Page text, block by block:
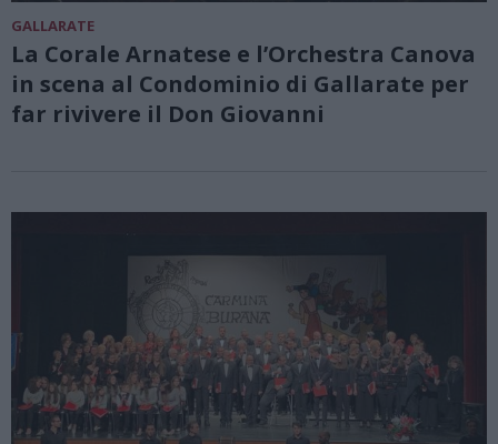
GALLARATE
La Corale Arnatese e l’Orchestra Canova
in scena al Condominio di Gallarate per
far rivivere il Don Giovanni